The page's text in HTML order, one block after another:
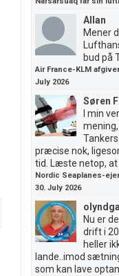
Allan
Mener
bud på
Air France-KLM
July 2026
Søren
I min
præcise nok,
tid. Læste netop, at
Nordic Seaplanes-
30. July 2026
Nu er
drift i
heller
lande..imod
som kan lave